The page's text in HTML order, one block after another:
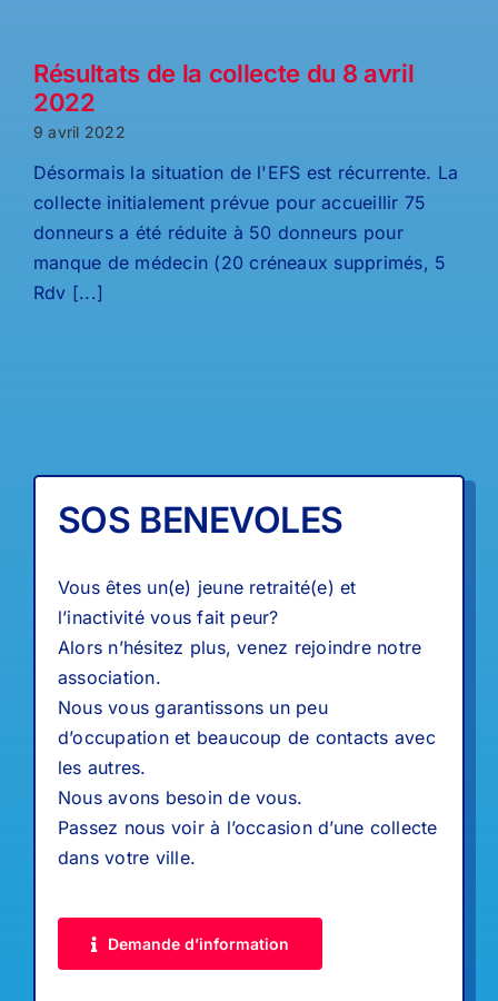
Résultats de la collecte du 8 avril
2022
9 avril 2022
Désormais la situation de l'EFS est récurrente. La
collecte initialement prévue pour accueillir 75
donneurs a été réduite à 50 donneurs pour
manque de médecin (20 créneaux supprimés, 5
Rdv [...]
SOS BENEVOLES
Vous êtes un(e) jeune retraité(e) et
l’inactivité vous fait peur?
Alors n’hésitez plus, venez rejoindre notre
association.
Nous vous garantissons un peu
d’occupation et beaucoup de contacts avec
les autres.
Nous avons besoin de vous.
Passez nous voir à l’occasion d’une collecte
dans votre ville.
Demande d’information